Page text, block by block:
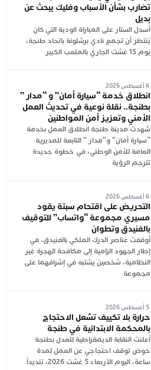
تضارب بشأن الأسباب وفليك يبحث عن
بديل
أُسدل الستار على المباراة الودية التي كان
يُنتظر أن تجمع نادي برشلونة باتحاد طنجة،
يوم 15 غشت الجاري بالملعب الكبير
6 أغسطس 2026
انطلاق خدمة “سيارة أمان” و “مدار ”
بطنجة.. نقلة نوعية في تحديث العمل
الأمني وتعزيز أمن المواطنين
شهدت مدينة طنجة انطلاق العمل بخدمة
“سيارة أمان” و”مدار ” التابعة للمديرية
العامة للأمن الوطني، في خطوة جديدة
تترجم الرؤية
6 أغسطس 2026
التحريض على اقتحام سبتة يقود
مسيري مجموعة “واتساب” للتوقيف
بالفنيدق وتطوان
أوقفت عناصر الدرك الملكي بالفنيدق، في
إطار الجهود الرامية إلى مكافحة الهجرة غير
النظامية، شخصين يشتبه في إشرافهما على
مجموعة
5 أغسطس 2026
حرارة بلا تكييف تشعل الاحتجاج
بالمحكمة الابتدائية في طنجة
أعلنت النقابة الديمقراطية للعدل بطنجة
خوض توقف احتجاجي عن العمل لمدة
ساعة، اليوم الأربعاء 5 غشت 2026، تنديداً